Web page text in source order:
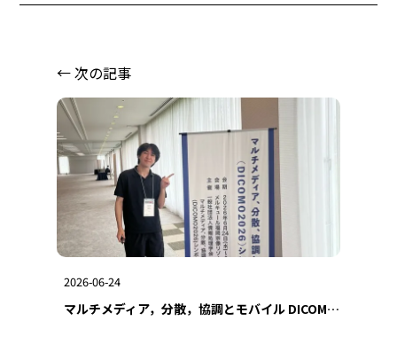
← 次の記事
マルチメディア，分散，協調とモバイル DICOMO 2026 シンポジウム参加報告（福岡）
2026-06-24